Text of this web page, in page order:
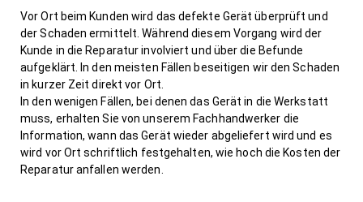
Vor Ort beim Kunden wird das defekte Gerät überprüft und
der Schaden ermittelt. Während diesem Vorgang wird der
Kunde in die Reparatur involviert und über die Befunde
aufgeklärt. In den meisten Fällen beseitigen wir den Schaden
in kurzer Zeit direkt vor Ort.
In den wenigen Fällen, bei denen das Gerät in die Werkstatt
muss, erhalten Sie von unserem Fachhandwerker die
Information, wann das Gerät wieder abgeliefert wird und es
wird vor Ort schriftlich festgehalten, wie hoch die Kosten der
Reparatur anfallen werden.